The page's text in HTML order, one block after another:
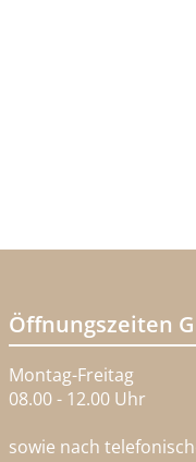
Öffnungszeiten
Montag-Freitag
08.00 - 12.00 Uhr
sowie nach